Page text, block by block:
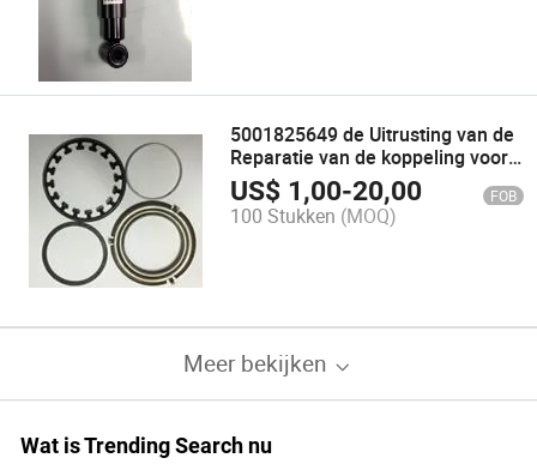
5001825649 de Uitrusting van de
Reparatie van de koppeling voor
de Vrachtwagen van Renault
(AutoVervangstukken)
US$ 1,00-20,00 FOB
100 Stukken (MOQ)
Meer bekijken
Wat is Trending Search nu